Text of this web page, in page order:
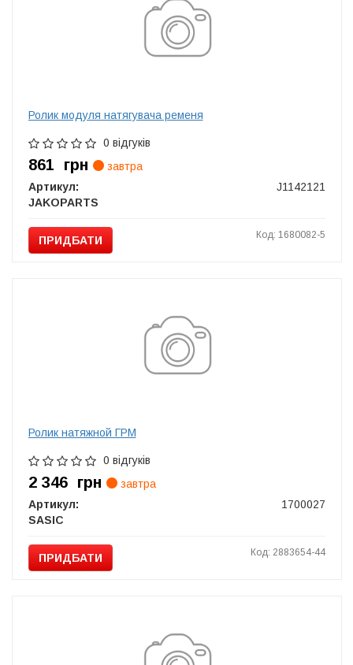
Ролик модуля натягувача ременя
0 відгуків
861 грн
завтра
Артикул:
J1142121
JAKOPARTS
ПРИДБАТИ Код: 1680082-5
Ролик натяжной ГРМ
0 відгуків
2 346 грн
завтра
Артикул:
1700027
SASIC
ПРИДБАТИ Код: 2883654-44